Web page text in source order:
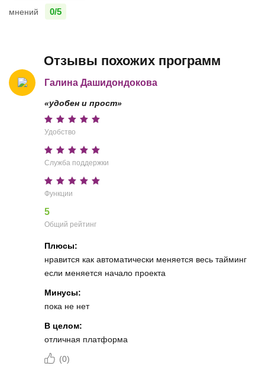
мнений 0/5
Отзывы похожих программ
Галина Дашидондокова
«удобен и прост»
Удобство
Служба поддержки
Функции
5
Общий рейтинг
Плюсы:
нравится как автоматически меняется весь тайминг
если меняется начало проекта
Минусы:
пока не нет
В целом:
отличная платформа
(0)